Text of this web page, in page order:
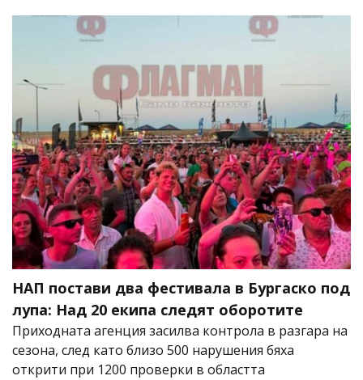
НАП постави два фестивала в Бургаско под
лупа: Над 20 екипа следят оборотите
Приходната агенция засилва контрола в разгара на
сезона, след като близо 500 нарушения бяха
открити при 1200 проверки в областта